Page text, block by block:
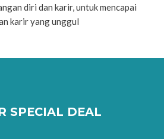
diri dan karir, untuk mencapai
karir yang unggul
SPECIAL DEAL